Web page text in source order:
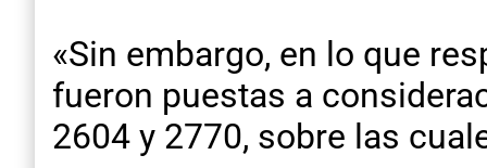
«Sin embargo, en lo que
fueron puestas a
2604 y 2770, sobre las